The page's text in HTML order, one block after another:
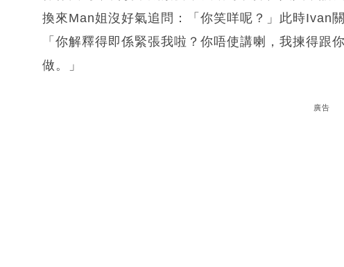
換來Man姐沒好氣追問：「你笑咩呢？」此時Ivan
「你解釋得即係緊張我啦？你唔使講喇，我揀得跟
做。」
廣告